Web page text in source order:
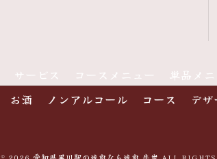
サービス コースメニュー 単品メ
お酒
ノンアルコール コース デザ